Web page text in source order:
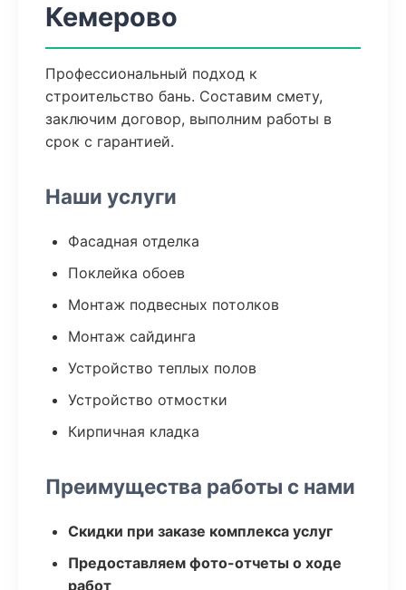
Кемерово
Профессиональный подход к
строительство бань. Составим смету,
заключим договор, выполним работы в
срок с гарантией.
Наши услуги
Фасадная отделка
Поклейка обоев
Монтаж подвесных потолков
Монтаж сайдинга
Устройство теплых полов
Устройство отмостки
Кирпичная кладка
Преимущества работы с нами
Скидки при заказе комплекса услуг
Предоставляем фото-отчеты о ходе
работ